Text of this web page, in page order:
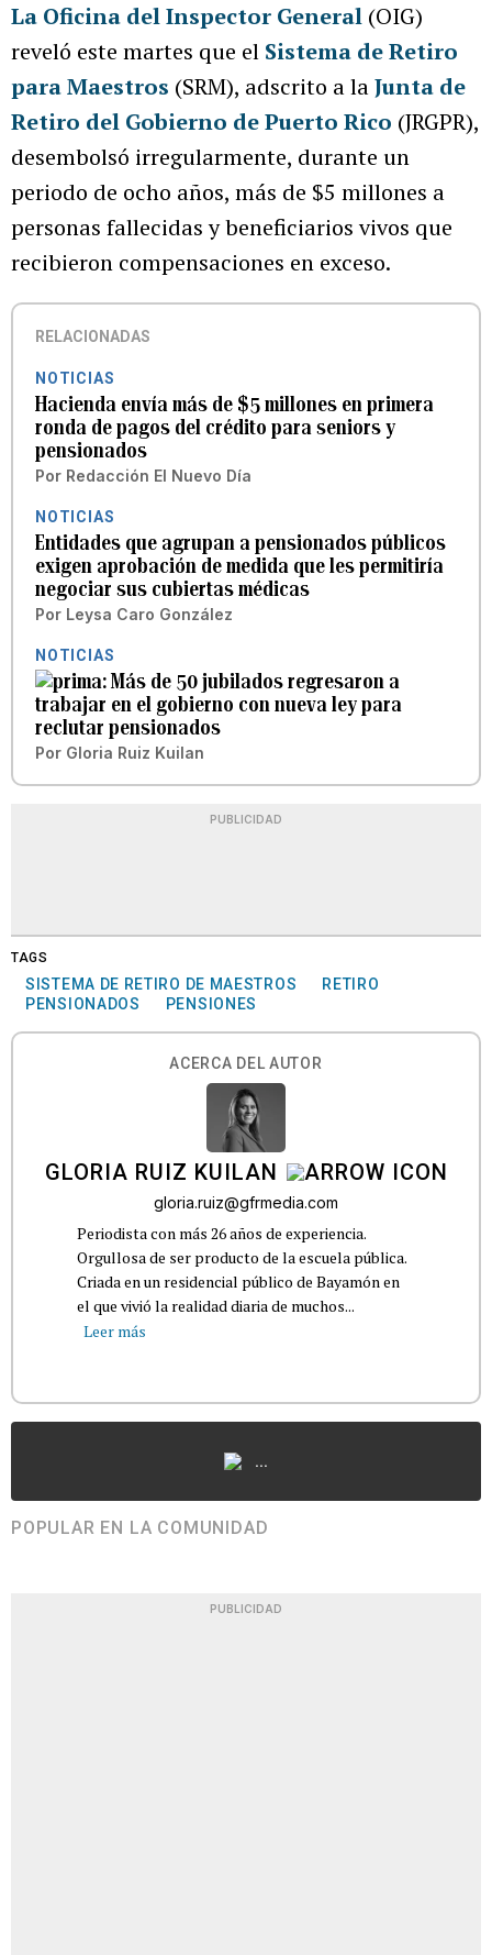
La Oficina del Inspector General (OIG)
reveló este martes que el Sistema de Retiro
para Maestros (SRM), adscrito a laJunta de
Retiro del Gobierno de Puerto Rico (JRGPR),
desembolsó irregularmente, durante un
periodo de ocho años, más de $5 millones a
personas fallecidas y beneficiarios vivos que
recibieron compensaciones en exceso.
RELACIONADAS
NOTICIAS
Hacienda envía más de $5 millones en primera
ronda de pagos del crédito para seniors y
pensionados
Por Redacción El Nuevo Día
NOTICIAS
Entidades que agrupan a pensionados públicos
exigen aprobación de medida que les permitiría
negociar sus cubiertas médicas
Por Leysa Caro González
NOTICIAS
Más de 50 jubilados regresaron a
trabajar en el gobierno con nueva ley para
reclutar pensionados
Por Gloria Ruiz Kuilan
PUBLICIDAD
TAGS
SISTEMA DE RETIRO DE MAESTROS
RETIRO
PENSIONADOS
PENSIONES
ACERCA DEL AUTOR
GLORIA RUIZ KUILAN
gloria.ruiz@gfrmedia.com
Periodista con más 26 años de experiencia.
Orgullosa de ser producto de la escuela pública.
Criada en un residencial público de Bayamón en
el que vivió la realidad diaria de muchos...
Leer más
...
POPULAR EN LA COMUNIDAD
PUBLICIDAD